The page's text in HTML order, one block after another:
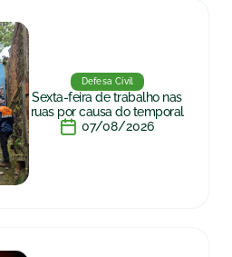
Defesa Civil
Sexta-feira de trabalho nas
ruas por causa do temporal
07/08/2026